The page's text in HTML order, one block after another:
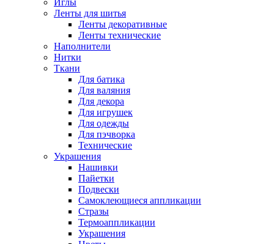
Иглы
Ленты для шитья
Ленты декоративные
Ленты технические
Наполнители
Нитки
Ткани
Для батика
Для валяния
Для декора
Для игрушек
Для одежды
Для пэчворка
Технические
Украшения
Нашивки
Пайетки
Подвески
Самоклеющиеся аппликации
Стразы
Термоаппликации
Украшения